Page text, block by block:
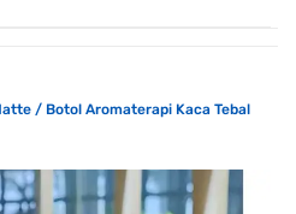
/ Botol Aromaterapi Kaca Tebal